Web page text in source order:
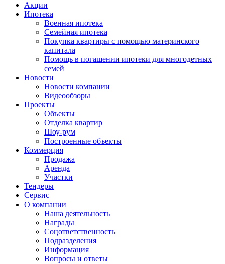
Акции
Ипотека
Военная ипотека
Семейная ипотека
Покупка квартиры с помощью материнского
капитала
Помощь в погашении ипотеки для многодетных
семей
Новости
Новости компании
Видеообзоры
Проекты
Объекты
Отделка квартир
Шоу-рум
Построенные объекты
Коммерция
Продажа
Аренда
Участки
Тендеры
Сервис
О компании
Наша деятельность
Награды
Соцответственность
Подразделения
Информация
Вопросы и ответы